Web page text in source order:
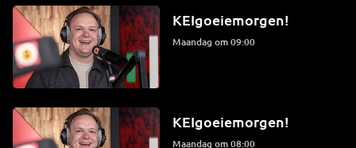
KEIgoeiemorgen!
maandag om 09:00
KEIgoeiemorgen!
maandag om 08:00